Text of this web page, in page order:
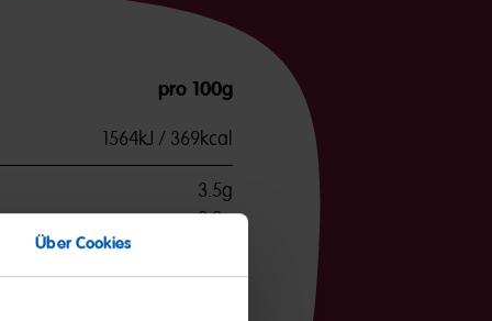
Über Cookies
pro 100g
1564kJ / 369kcal
3.5g
2.2g
82g